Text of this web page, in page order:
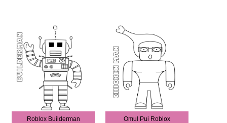
Roblox Builderman Omul Pui Roblox